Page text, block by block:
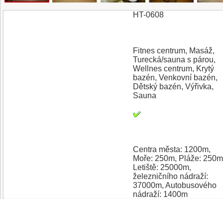
HT-0608
Fitnes centrum, Masáž,
Turecká/sauna s párou,
Wellnes centrum, Krytý
bazén, Venkovní bazén,
Dětský bazén, Výřivka,
Sauna
Centra města: 1200m,
Moře: 250m, Pláže:
Letiště: 25000m,
železničního nádraží:
37000m, Autobusového
nádraží: 1400m